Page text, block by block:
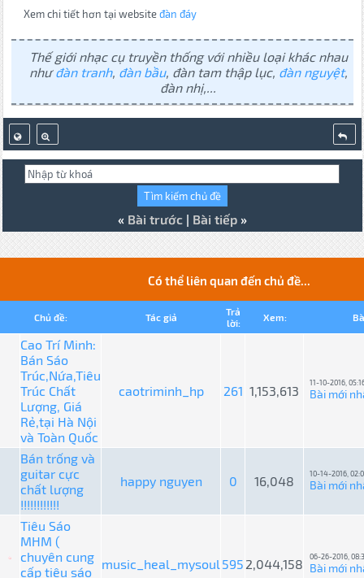
Xem chi tiết hơn tại websiteđàn đáy
Thế giới nhạc cụ truyền thống với nhiều loại khác nhau
nhưđàn tranh, đàn bầu, đàn tam thập lục, đàn nguyệt,
đàn nhị,...
« Bài trước| Bài tiếp»
Có thể liên quan đến chủ đề...
Chủ đề: Tác giả
Trả
lời:
Xem:
Cao Trí Minh:
Bán Sáo
Trúc,Nứa,Tiêu
Trúc Chất
Lượng, Giá
Rẻ,tại Hà Nội
và Toàn Quốc
caotriminh_hp 261 1,153,613
11-10-2016,
Bài mới
Bán trống và
guitar cực
chất lượng
!!!!!!!!!!!!
happy nguyen 0 16,048 10-14-2016,
Bài mới
Tiêu Sáo
MHM (
chuyên cung
cấp tiêu sáo
music_heal_mysoul 595 2,044,158 06-26-2016,
Bài mới